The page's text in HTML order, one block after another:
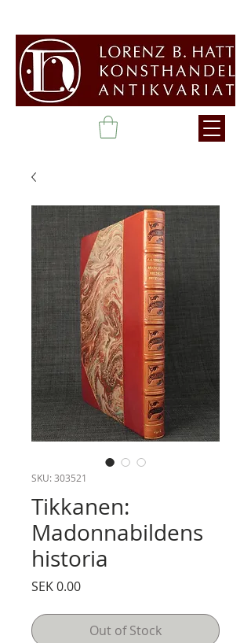
SKU: 303521
Tikkanen:
Madonnabildens
historia
SEK 0.00Price
Out of Stock